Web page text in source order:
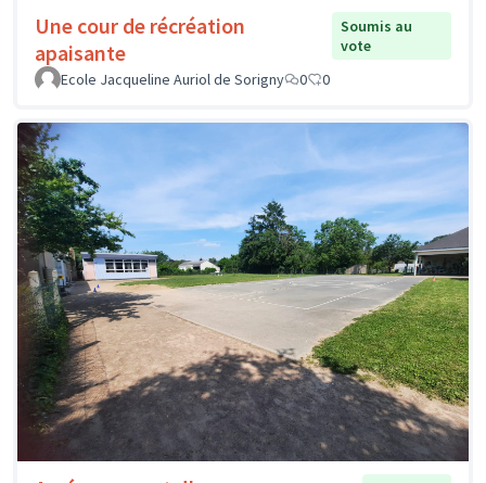
Une cour de récréation
apaisante
Soumis au
vote
Ecole Jacqueline Auriol de Sorigny
0 0